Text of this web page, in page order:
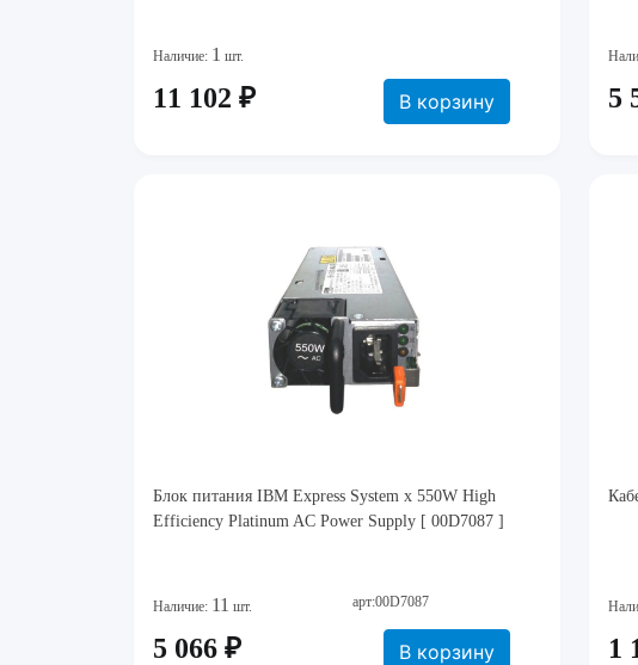
Наличие: 1 шт.
11 102 ₽ В корзину 5
Блок питания IBM Express System x 550W High
Efficiency Platinum AC Power Supply [ 00D7087 ]
Наличие: 11 шт. арт:00D7087
5 066 ₽ В корзину 1